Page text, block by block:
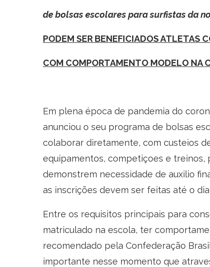
de bolsas escolares para surfistas da
PODEM SER BENEFICIADOS ATLETAS
COM COMPORTAMENTO MODELO NA
Em plena época de pandemia do
anunciou o seu programa de bolsas
colaborar diretamente, com custeios
equipamentos, competiçoes e treinos,
demonstrem necessidade de auxilio
as inscrições devem ser feitas até o
Entre os requisitos principais para
matriculado na escola, ter
recomendado pela Confederação
importante nesse momento que